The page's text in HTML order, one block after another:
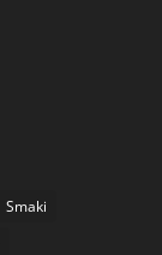
Smaki